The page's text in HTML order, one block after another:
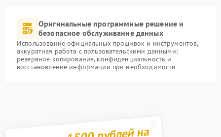
Оригинальные программные решение и
безопасное обслуживание данных
Использование официальных прошивок и инструментов,
аккуратная работа с пользовательскими данными:
резервное копирование, конфиденциальность и
восстановление информации при необходимости